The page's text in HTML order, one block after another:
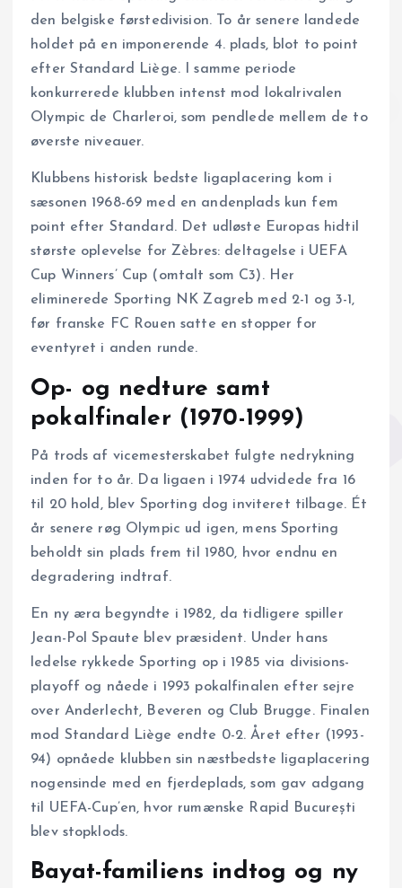
den belgiske første­division. To år senere landede
holdet på en imponerende 4. plads, blot to point
efter Standard Liège. I samme periode
konkurrerede klubben intenst mod lokalrivalen
Olympic de Charleroi, som pendlede mellem de to
øverste niveauer.
Klubbens historisk bedste ligaplacering kom i
sæsonen 1968-69 med en andenplads kun fem
point efter Standard. Det udløste Europas hidtil
største oplevelse for Zèbres: deltagelse i UEFA
Cup Winners’ Cup (omtalt som C3). Her
eliminerede Sporting NK Zagreb med 2-1 og 3-1,
før franske FC Rouen satte en stopper for
eventyret i anden runde.
Op- og nedture samt
pokalfinaler (1970-1999)
På trods af vice­­mesterskabet fulgte nedrykning
inden for to år. Da ligaen i 1974 udvidede fra 16
til 20 hold, blev Sporting dog inviteret tilbage. Ét
år senere røg Olympic ud igen, mens Sporting
beholdt sin plads frem til 1980, hvor endnu en
degradering indtraf.
En ny æra begyndte i 1982, da tidligere spiller
Jean-Pol Spaute blev præsident. Under hans
ledelse rykkede Sporting op i 1985 via divisions­
playoff og nåede i 1993 pokalfinalen efter sejre
over Anderlecht, Beveren og Club Brugge. Finalen
mod Standard Liège endte 0-2. Året efter (1993-
94) opnåede klubben sin næstbedste ligaplacering
nogensinde med en fjerdeplads, som gav adgang
til UEFA-Cup’en, hvor rumænske Rapid București
blev stopklods.
Bayat-familiens indtog og ny